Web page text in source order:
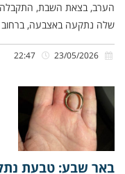
הערב, בצאת השבת, התקבלה
שלה נתקעה באצבעה, ברחוב
באר שבע: טבעת